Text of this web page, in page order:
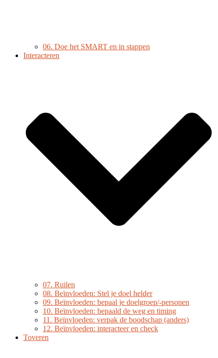
06. Doe het SMART en in stappen
Interacteren
07. Ruilen
08. Beïnvloeden: Stel je doel helder
09. Beïnvloeden: bepaal je doelgroep/-personen
10. Beïnvloeden: bepaald de weg en timing
11. Beïnvloeden: verpak de boodschap (anders)
12. Beïnvloeden: interacteer en check
Toveren